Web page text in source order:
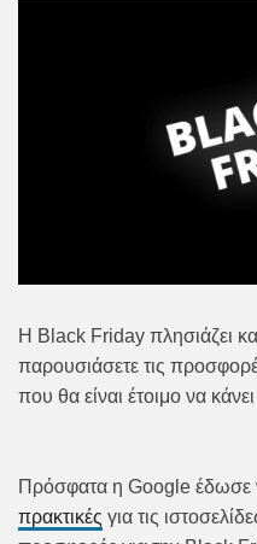
Η Black Friday πλησιάζει
παρουσιάσετε τις
που θα είναι έτοιμο να
Πρόσφατα η Google έδωσε
πρακτικές για τις